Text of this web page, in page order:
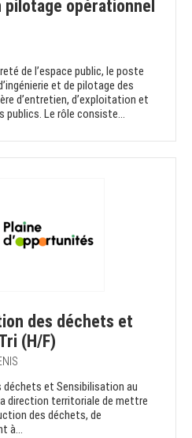
opérationnel
de l’espace public, le poste
et de pilotage des
d’entretien, d’exploitation et
publics. Le rôle consiste...
des déchets et
(H/F)
déchets et Sensibilisation au
direction territoriale de mettre
des déchets, de
à...